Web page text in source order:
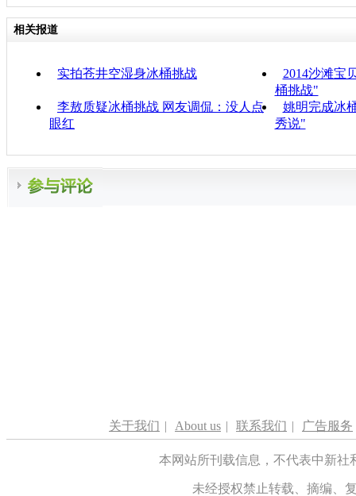
相关报道
实拍苍井空湿身冰桶挑战
2014沙滩宝
桶挑战"
李敖质疑冰桶挑战 网友调侃：没人点
眼红
姚明完成冰
秀说"
关于我们 | About us | 联系我们 | 广告服务
本网站所刊载信息，不代表中新
未经授权禁止转载、摘编、